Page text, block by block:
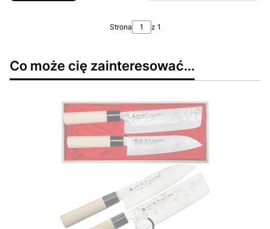
Strona z 1
Co może cię zainteresować...